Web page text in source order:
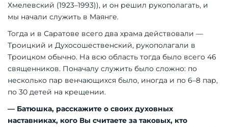
Хмелевский (1923–1993)), и он решил рукополагать, и
мы начали служить в Маянге.
Тогда и в Саратове всего два храма действовали —
Троицкий и Духосошественский, рукополагали в
Троицком обычно. На всю область тогда было всего 46
священников. Поначалу служить было сложно: по
несколько пар венчающихся было, иногда и по 6–8 пар,
по 30 детей на крещении.
— Батюшка, расскажите о своих духовных
наставниках, кого Вы считаете за таковых, кто